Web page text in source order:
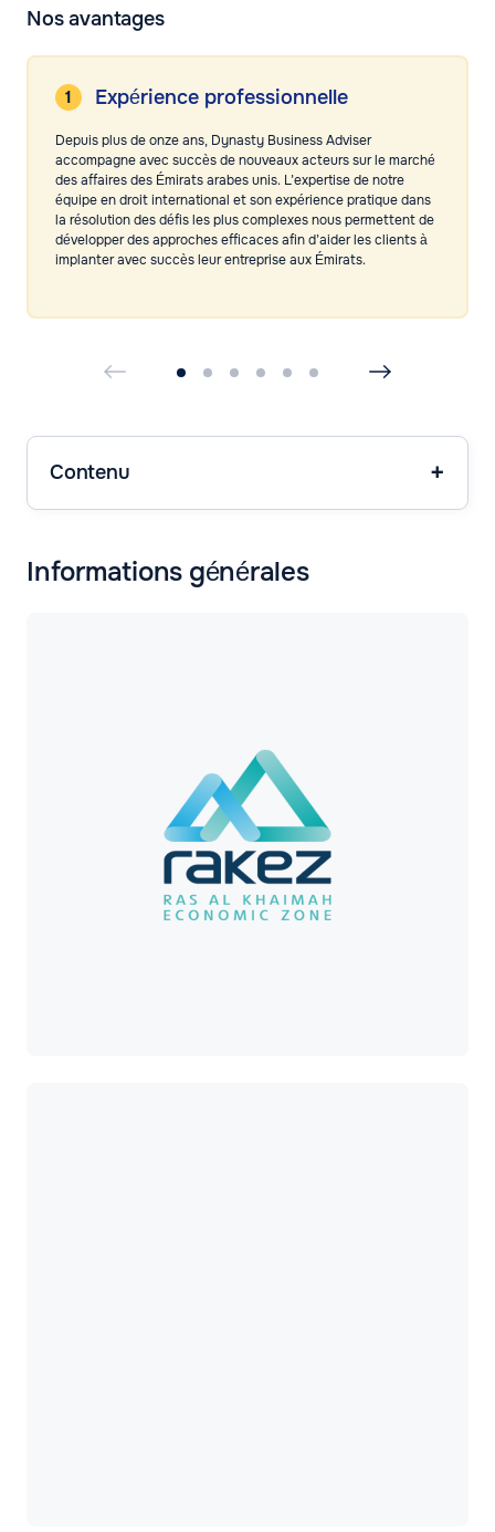
Nos avantages
Expérience professionnelle
Depuis plus de onze ans, Dynasty Business Adviser
accompagne avec succès de nouveaux acteurs sur le marché
des affaires des Émirats arabes unis. L’expertise de notre
équipe en droit international et son expérience pratique dans
la résolution des défis les plus complexes nous permettent de
développer des approches efficaces afin d’aider les clients à
implanter avec succès leur entreprise aux Émirats.
Contenu
Informations générales